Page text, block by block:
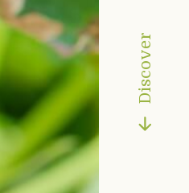
Discover